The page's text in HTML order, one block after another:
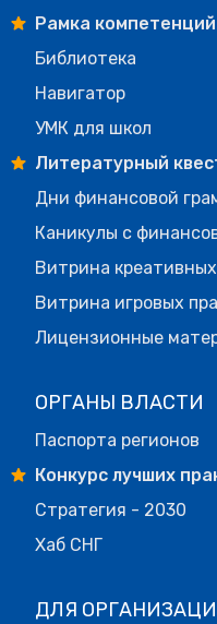
Рамка компетенций
Библиотека
Навигатор
УМК для школ
Литературный
Дни финансовой
Каникулы с
Витрина
Витрина игровых
Лицензионные
ОРГАНЫ ВЛАСТИ
Паспорта регионов
Конкурс лучших
Стратегия - 2030
Хаб СНГ
ДЛЯ